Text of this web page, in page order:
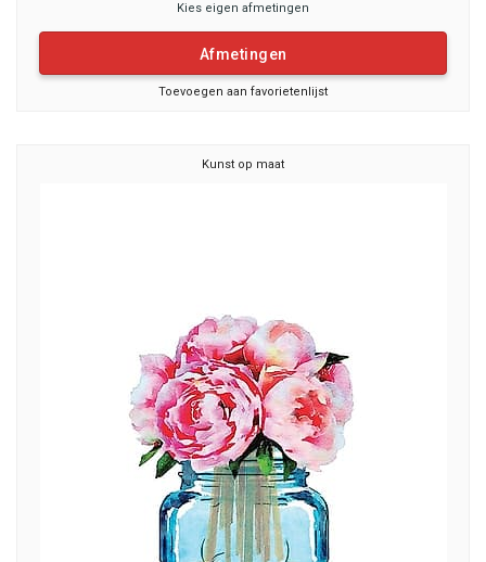
Kies eigen afmetingen
Afmetingen
Toevoegen aan favorietenlijst
Kunst op maat